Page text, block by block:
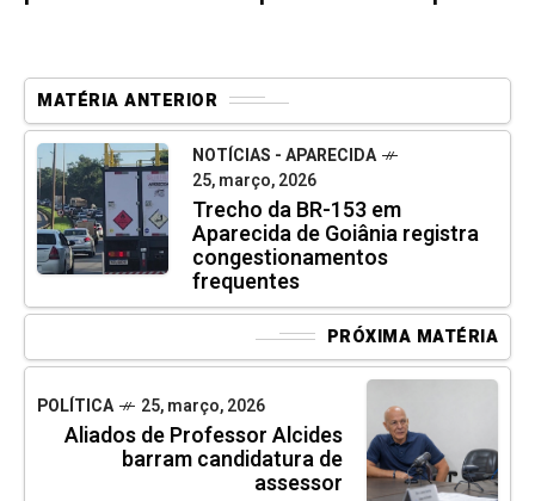
MATÉRIA ANTERIOR
NOTÍCIAS - APARECIDA
25, março, 2026
Trecho da BR-153 em
Aparecida de Goiânia registra
congestionamentos
frequentes
PRÓXIMA MATÉRIA
POLÍTICA 25, março, 2026
Aliados de Professor Alcides
barram candidatura de
assessor